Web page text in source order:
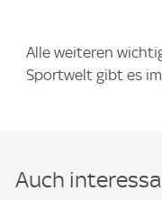
Alle weiteren
Sportwelt gibt es im
Auch